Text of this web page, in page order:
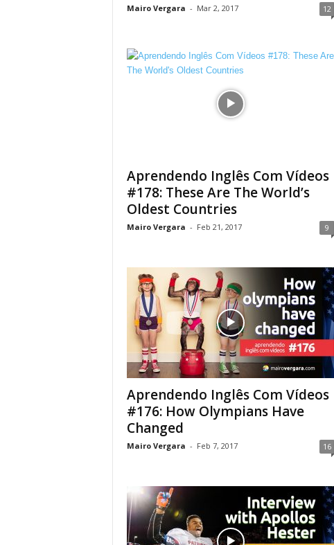
Mairo Vergara - Mar 2, 2017 12
Aprendendo Inglês Com Vídeos
#178: These Are The World’s
Oldest Countries
Mairo Vergara - Feb 21, 2017 9
Aprendendo Inglês Com Vídeos
#176: How Olympians Have
Changed
Mairo Vergara - Feb 7, 2017 16